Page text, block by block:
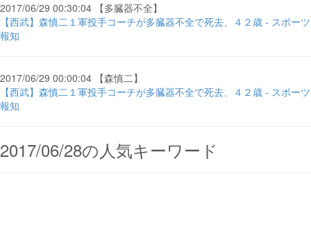
2017/06/29 00:30:04 【多臓器不全】
【西武】森慎二１軍投手コーチが多臓器不全で死去、４２歳 - スポーツ
報知
2017/06/29 00:00:04 【森慎二】
【西武】森慎二１軍投手コーチが多臓器不全で死去、４２歳 - スポーツ
報知
2017/06/28の人気キーワード